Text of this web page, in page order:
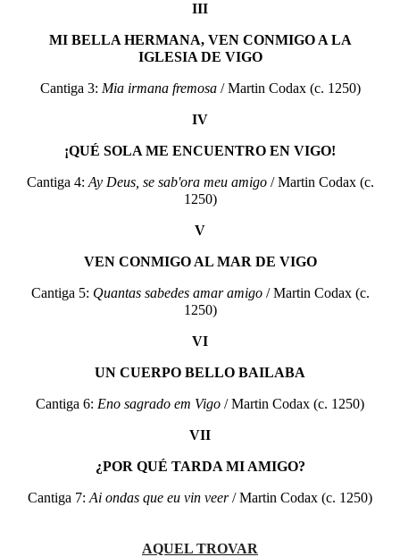
III
MI BELLA HERMANA, VEN CONMIGO A LA
IGLESIA DE VIGO
Cantiga 3: Mia irmana fremosa / Martin Codax (c. 1250)
IV
¡QUÉ SOLA ME ENCUENTRO EN VIGO!
Cantiga 4: Ay Deus, se sab'ora meu amigo / Martin Codax (c.
1250)
V
VEN CONMIGO AL MAR DE VIGO
Cantiga 5: Quantas sabedes amar amigo / Martin Codax (c.
1250)
VI
UN CUERPO BELLO BAILABA
Cantiga 6: Eno sagrado em Vigo / Martin Codax (c. 1250)
VII
¿POR QUÉ TARDA MI AMIGO?
Cantiga 7: Ai ondas que eu vin veer/ Martin Codax (c. 1250)
AQUEL TROVAR